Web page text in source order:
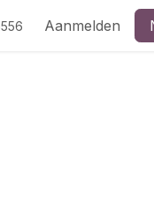
Aanmelden